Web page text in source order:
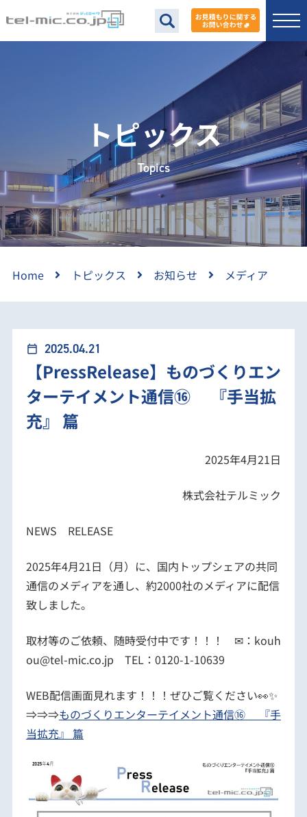
トピックス
Topics
Home トピックス お知らせ メディア
【PressRelease】ものづくりエンターテイメント通
信⑯ 『手当拡充』 篇
calendar_today 2025.04.21
【PressRelease】ものづくりエン
ターテイメント通信⑯ 『手当拡
充』 篇
2025年4月21日
株式会社テルミック
NEWS RELEASE
2025年4月21日（月）に、国内トップシェアの共同
通信のメディアを通し、約2000社のメディアに配信
致しました。
取材等のご依頼、随時受付中です！！！ ✉：kouh
ou@tel-mic.co.jp TEL：0120-1-10639
WEB配信画面見れます！！！ぜひご覧ください👀✨
⇒⇒⇒ものづくりエンターテイメント通信⑯ 『手
当拡充』 篇